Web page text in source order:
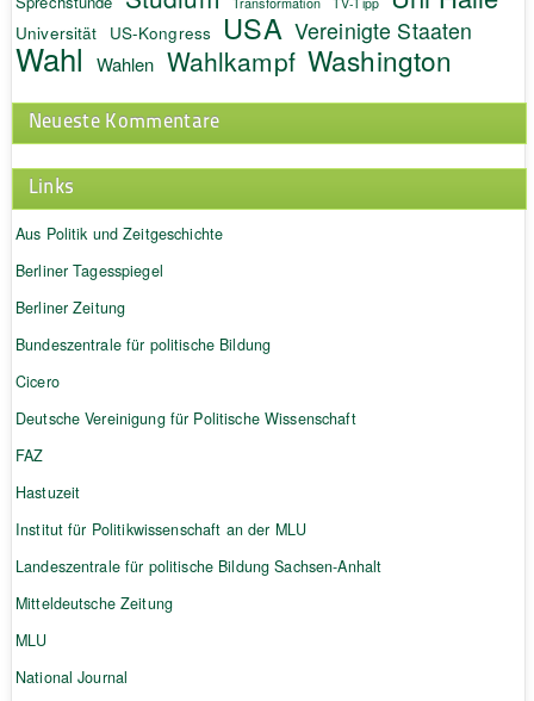
Universität US-Kongress USA Vereinigte Staaten
Wahl Wahlen Wahlkampf Washington
Neueste Kommentare
Links
Aus Politik und Zeitgeschichte
Berliner Tagesspiegel
Berliner Zeitung
Bundeszentrale für politische Bildung
Cicero
Deutsche Vereinigung für Politische Wissenschaft
FAZ
Hastuzeit
Institut für Politikwissenschaft an der MLU
Landeszentrale für politische Bildung Sachsen-Anhalt
Mitteldeutsche Zeitung
MLU
National Journal